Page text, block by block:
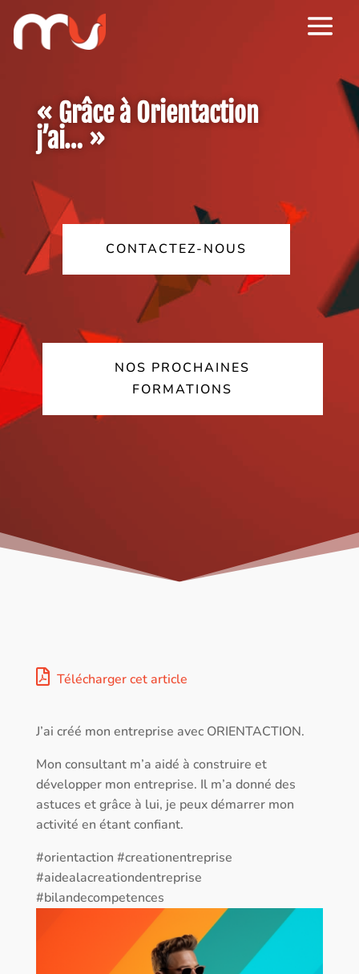
« Grâce à Orientaction
j’ai… »
CONTACTEZ-NOUS
NOS PROCHAINES
FORMATIONS
Télécharger cet article
J’ai créé mon entreprise avec ORIENTACTION.
Mon consultant m’a aidé à construire et
développer mon entreprise. Il m’a donné des
astuces et grâce à lui, je peux démarrer mon
activité en étant confiant.
#orientaction #creationentreprise
#aidealacreationdentreprise
#bilandecompetences